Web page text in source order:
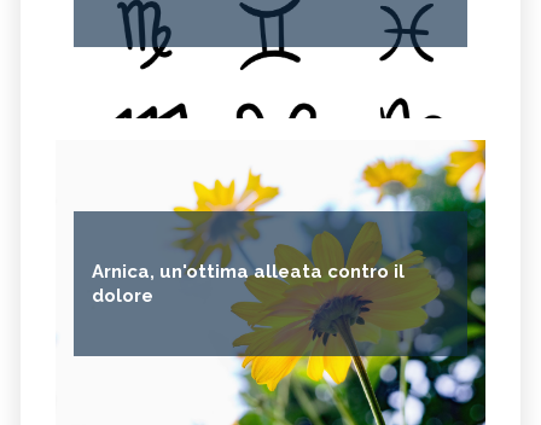
Arnica, un'ottima alleata contro il
dolore